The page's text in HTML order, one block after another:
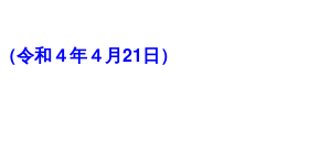
令和４年４月21日）